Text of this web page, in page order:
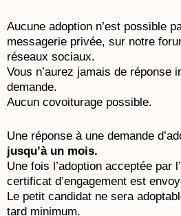
Aucune adoption n’est possible
messagerie privée, sur notre
réseaux sociaux.
Vous n’aurez jamais de réponse
demande.
Aucun covoiturage possible.
Une réponse à une demande
jusqu’à un mois.
Une fois l’adoption acceptée par
certificat d’engagement est
Le petit candidat ne sera
tard minimum.